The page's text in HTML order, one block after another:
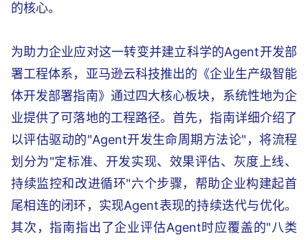
的核心。
为助力企业应对这一转变并建立科学的Agent开发部
署工程体系，亚马逊云科技推出的《企业生产级智能
体开发部署指南》通过四大核心板块，系统性地为企
业提供了可落地的工程路径。首先，指南详细介绍了
以评估驱动的"Agent开发生命周期方法论"，将流程
划分为"定标准、开发实现、效果评估、灰度上线、
持续监控和改进循环"六个步骤，帮助企业构建起首
尾相连的闭环，实现Agent表现的持续迭代与优化。
其次，指南指出了企业评估Agent时应覆盖的"八类